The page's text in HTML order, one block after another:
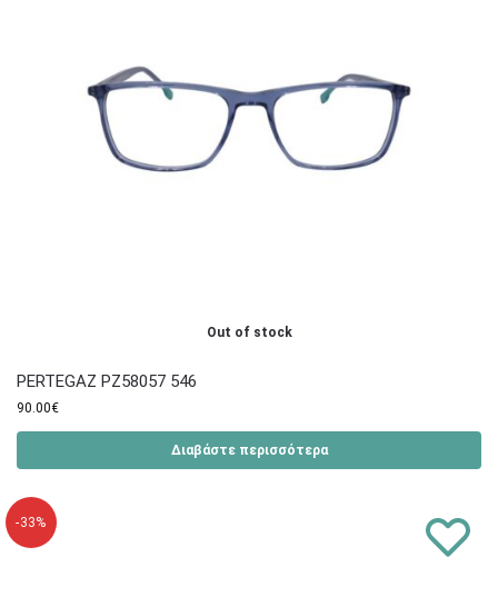
Out of stock
PERTEGAZ PZ58057 546
90.00€
Διαβάστε περισσότερα
-33%